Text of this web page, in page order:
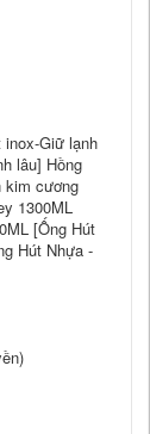
Giữ lạnh
lâu] Hồng
kim cương
1300ML
[Ống Hút
Hút Nhựa -